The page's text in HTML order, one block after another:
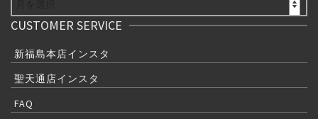
CUSTOMER SERVICE
新福島本店インスタ
聖天通店インスタ
FAQ